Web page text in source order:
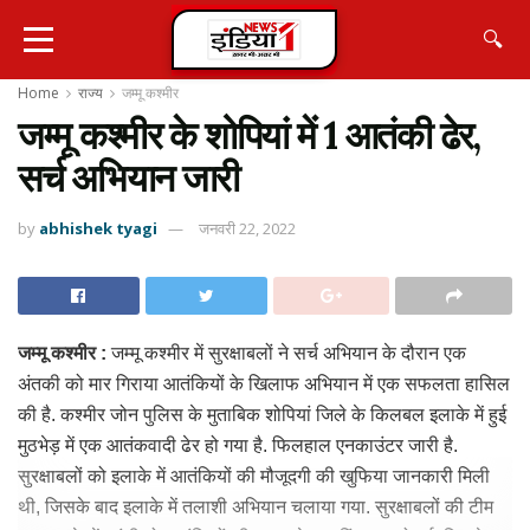
🔍
Home राज्य जम्मू कश्मीर
जम्मू कश्मीर के शोपियां में 1 आतंकी ढेर,
सर्च अभियान जारी
by abhishek tyagi जनवरी 22, 2022
जम्मू कश्मीर :जम्मू कश्मीर में सुरक्षाबलों ने सर्च अभियान के दौरान एक
अंतकी को मार गिराया आतंकियों के खिलाफ अभियान में एक सफलता हासिल
की है. कश्मीर जोन पुलिस के मुताबिक शोपियां जिले के किलबल इलाके में हुई
मुठभेड़ में एक आतंकवादी ढेर हो गया है. फिलहाल एनकाउंटर जारी है.
सुरक्षाबलों को इलाके में आतंकियों की मौजूदगी की खुफिया जानकारी मिली
थी, जिसके बाद इलाके में तलाशी अभियान चलाया गया. सुरक्षाबलों की टीम